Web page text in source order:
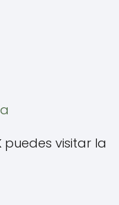
puedes visitar la